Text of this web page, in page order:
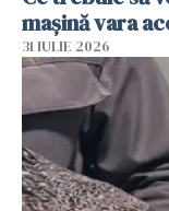
mașină vara
31 IULIE 2026